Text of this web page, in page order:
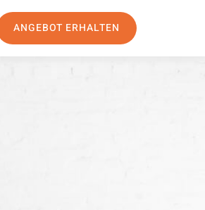
ANGEBOT ERHALTEN